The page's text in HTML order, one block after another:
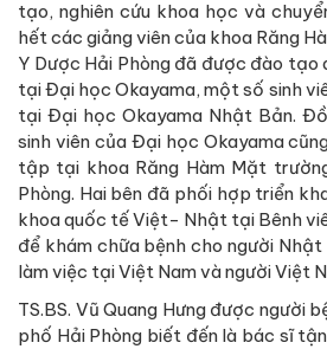
tạo, nghiên cứu khoa học và
hết các giảng viên của khoa Răng
Y Dược Hải Phòng đã được đào tạo
tại Đại học Okayama, một số sinh
tại Đại học Okayama Nhật Bản.
sinh viên của Đại học Okayama
tập tại khoa Răng Hàm Mặt
Phòng. Hai bên đã phối hợp triển
khoa quốc tế Việt- Nhật tại Bênh
để khám chữa bệnh cho người Nhật
làm việc tại Việt Nam và người Việt
TS.BS. Vũ Quang Hưng được người
phố Hải Phòng biết đến là bác sĩ